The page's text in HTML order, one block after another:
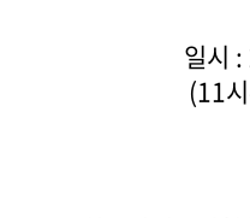
일시
(11